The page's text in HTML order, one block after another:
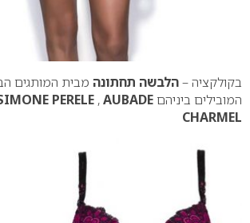
בקולקציה –הלבשה תחתונה מבית המותגים
המובילים ביניהם
PERELE ,AUBADE
CHARMEL